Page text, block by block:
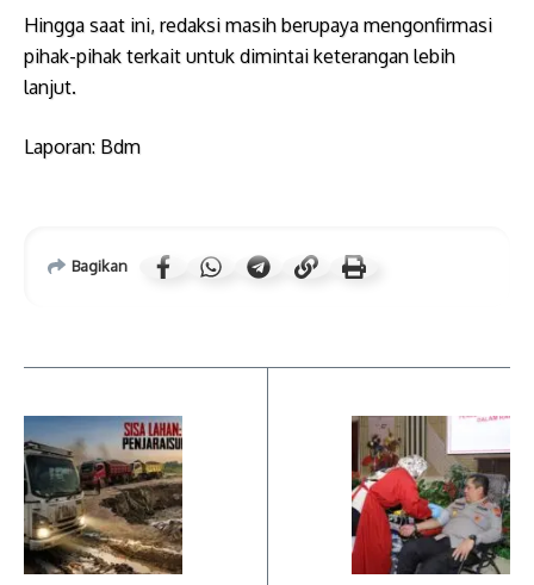
Hingga saat ini, redaksi masih berupaya mengonfirmasi
pihak-pihak terkait untuk dimintai keterangan lebih
lanjut.
​Laporan: Bdm
Bagikan